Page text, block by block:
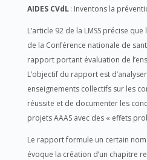
AIDES CVdL: Inventons la
L’article 92 de la LMSS précise
de la Conférence nationale de
rapport portant évaluation de
L’objectif du rapport est
enseignements collectifs sur les
réussite et de documenter les
projets AAAS avec des « effets
Le rapport formule un certain
évoque la création d’un chapitre